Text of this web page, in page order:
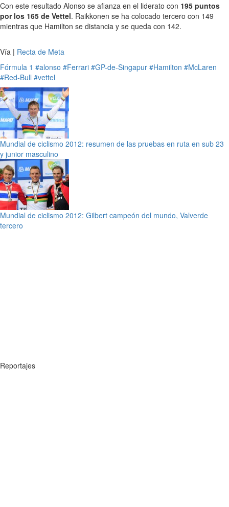
Con este resultado Alonso se afianza en el liderato con 195 puntos
por los 165 de Vettel. Raikkonen se ha colocado tercero con 149
mientras que Hamilton se distancia y se queda con 142.
Vía | Recta de Meta
Fórmula 1 #alonso #Ferrari #GP-de-Singapur #Hamilton #McLaren
#Red-Bull #vettel
Mundial de ciclismo 2012: resumen de las pruebas en ruta en sub 23
y junior masculino
Mundial de ciclismo 2012: Gilbert campeón del mundo, Valverde
tercero
Reportajes